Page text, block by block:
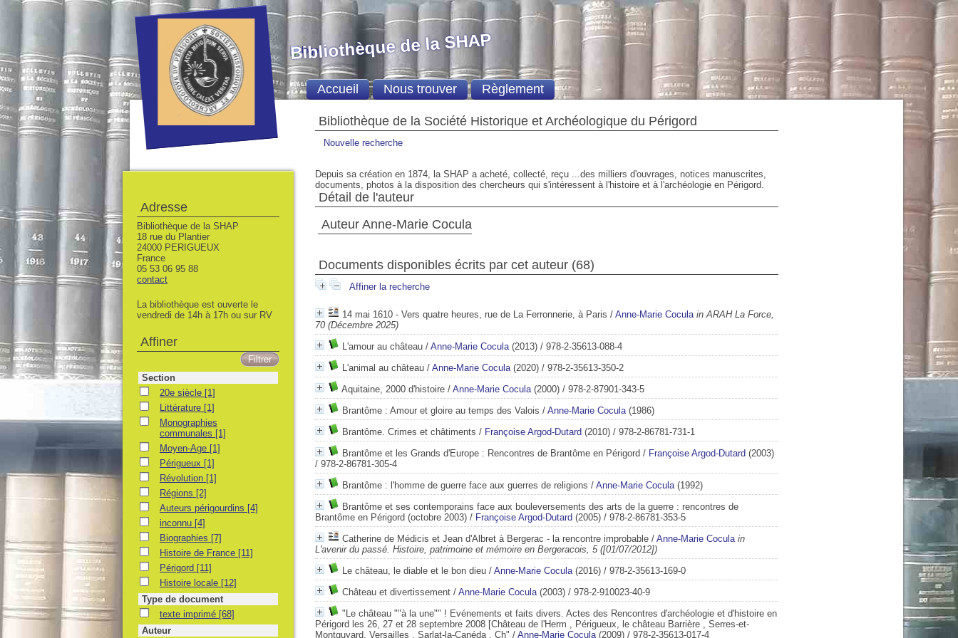
Bibliothèque de la Société Historique et Archéologique du Périgord
Nouvelle recherche
Depuis sa création en 1874, la SHAP a acheté, collecté, reçu ...des milliers d'ouvrages, notices manuscrites,
documents, photos à la disposition des chercheurs qui s'intéressent à l'histoire et à l'archéologie en Périgord.
Détail de l'auteur
Auteur Anne-Marie Cocula
Documents disponibles écrits par cet auteur (68)
Affiner la recherche
14 mai 1610 - Vers quatre heures, rue de La Ferronnerie, à Paris / Anne-Marie Cocula in ARAH La Force,
70 (Décembre 2025)
L'amour au château / Anne-Marie Cocula(2013) / 978-2-35613-088-4
L'animal au château / Anne-Marie Cocula(2020) / 978-2-35613-350-2
Aquitaine, 2000 d'histoire / Anne-Marie Cocula(2000) / 978-2-87901-343-5
Brantôme : Amour et gloire au temps des Valois / Anne-Marie Cocula(1986)
Brantôme. Crimes et châtiments / Françoise Argod-Dutard (2010) / 978-2-86781-731-1
Brantôme et les Grands d'Europe : Rencontres de Brantôme en Périgord / Françoise Argod-Dutard (2003)
/ 978-2-86781-305-4
Brantôme : l'homme de guerre face aux guerres de religions / Anne-Marie Cocula(1992)
Brantôme et ses contemporains face aux bouleversements des arts de la guerre : rencontres de
Brantôme en Périgord (octobre 2003) / Françoise Argod-Dutard (2005) / 978-2-86781-353-5
Catherine de Médicis et Jean d'Albret à Bergerac - la rencontre improbable / Anne-Marie Cocula in
L'avenir du passé. Histoire, patrimoine et mémoire en Bergeracois, 5 ([01/07/2012])
Le château, le diable et le bon dieu / Anne-Marie Cocula(2016) / 978-2-35613-169-0
Château et divertissement / Anne-Marie Cocula(2003) / 978-2-910023-40-9
"Le château ""à la une"" ! Evénements et faits divers. Actes des Rencontres d'archéologie et d'histoire en
Périgord les 26, 27 et 28 septembre 2008 [Château de l'Herm , Périgueux, le château Barrière , Serres-et-
Montguyard, Versailles , Sarlat-la-Canéda , Ch" / Anne-Marie Cocula(2009) / 978-2-35613-017-4
Bibliothèque de la SHAP
Accueil Nous trouver Règlement
Adresse
Bibliothèque de la SHAP
18 rue du Plantier
24000 PERIGUEUX
France
05 53 06 95 88
contact
La bibliothèque est ouverte le
vendredi de 14h à 17h ou sur RV
Affiner
Section
20e siècle [1]
Littérature [1]
Monographies
communales [1]
Moyen-Age [1]
Périgueux [1]
Révolution [1]
Régions [2]
Auteurs périgourdins [4]
inconnu [4]
Biographies [7]
Histoire de France [11]
Périgord [11]
Histoire locale [12]
Type de document
texte imprimé [68]
Auteur